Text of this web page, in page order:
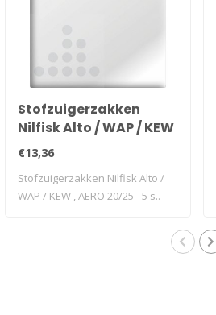
Stofzuigerzakken
Nilfisk Alto / WAP / KEW
, AERO 20/25 - 5 stuks
€13,36
Stofzuigerzakken Nilfisk Alto /
WAP / KEW , AERO 20/25 - 5 s..